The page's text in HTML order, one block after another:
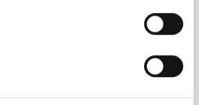
あるから、歳だからと諦めていま
に痛みがあれば専門医に相談